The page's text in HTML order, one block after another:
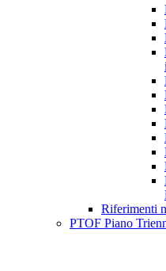
Riferimenti
PTOF Piano